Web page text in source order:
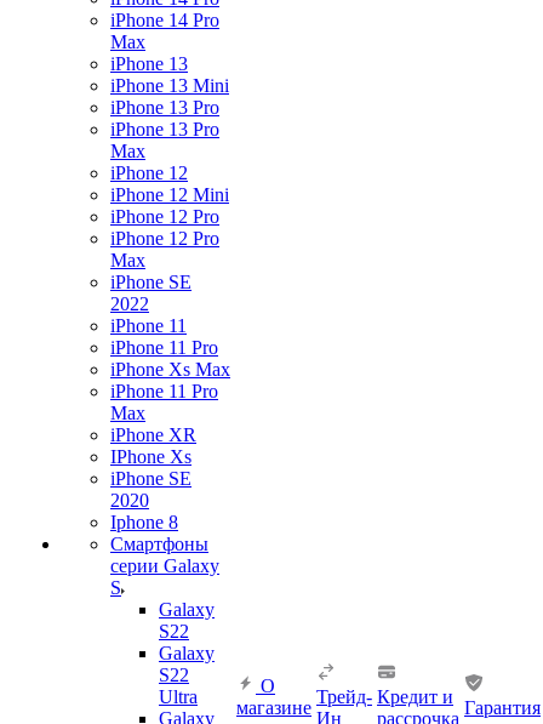
iPhone 14 Pro
Max
iPhone 13
iPhone 13 Mini
iPhone 13 Pro
iPhone 13 Pro
Max
iPhone 12
iPhone 12 Mini
iPhone 12 Pro
iPhone 12 Pro
Max
iPhone SE
2022
iPhone 11
iPhone 11 Pro
iPhone Xs Max
iPhone 11 Pro
Max
iPhone XR
IPhone Xs
iPhone SE
2020
Iphone 8
Смартфоны
серии Galaxy
S
Galaxy
S22
Galaxy
S22
Ultra
Galaxy
О
магазине
Трейд-
Ин
Кредит и
рассрочка
Гарантия